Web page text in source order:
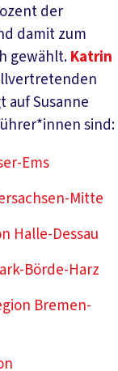
der
damit zum
gewählt.Katrin
auf Susanne
sind:
Ems
Mitte
Halle-Dessau
Börde-Harz
Bremen-